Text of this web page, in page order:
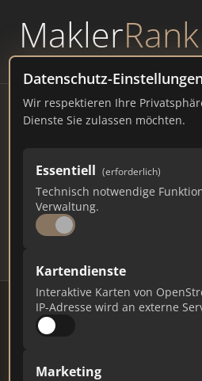
MaklerRank
powered byWAVEPOINT
Datenschutz-Einstellungen
Wir respektieren Ihre
Dienste Sie zulassen möchten.
Essentiell (erforderlich)
Technisch notwendige
Verwaltung.
Kartendienste
Interaktive Karten von
IP-Adresse wird an externe
Marketing
Ranking
SACHSEN 1.006 EINWOHNER
69 572